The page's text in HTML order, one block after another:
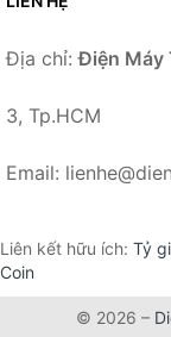
Địa chỉ:Điện Máy
3, Tp.HCM
Email:
Liên kết hữu ích: Tỷ
Coin
© 2026 –